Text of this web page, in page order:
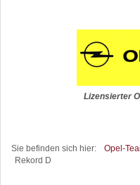
Lizensierter
Sie befinden sich hier: Opel-
Rekord D